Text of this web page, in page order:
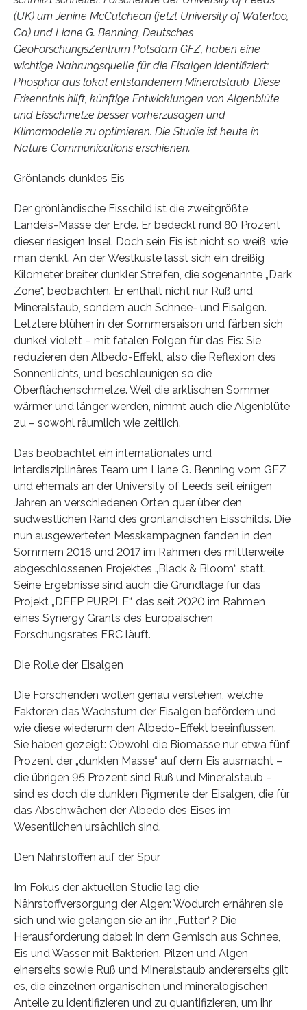
(UK) um Jenine McCutcheon (jetzt University of Waterloo,
Ca) und Liane G. Benning, Deutsches
GeoForschungsZentrum Potsdam GFZ, haben eine
wichtige Nahrungsquelle für die Eisalgen identifiziert:
Phosphor aus lokal entstandenem Mineralstaub. Diese
Erkenntnis hilft, künftige Entwicklungen von Algenblüte
und Eisschmelze besser vorherzusagen und
Klimamodelle zu optimieren. Die Studie ist heute in
Nature Communications erschienen.
Grönlands dunkles Eis
Der grönländische Eisschild ist die zweitgrößte
Landeis-Masse der Erde. Er bedeckt rund 80 Prozent
dieser riesigen Insel. Doch sein Eis ist nicht so weiß, wie
man denkt. An der Westküste lässt sich ein dreißig
Kilometer breiter dunkler Streifen, die sogenannte „Dark
Zone“, beobachten. Er enthält nicht nur Ruß und
Mineralstaub, sondern auch Schnee- und Eisalgen.
Letztere blühen in der Sommersaison und färben sich
dunkel violett – mit fatalen Folgen für das Eis: Sie
reduzieren den Albedo-Effekt, also die Reflexion des
Sonnenlichts, und beschleunigen so die
Oberflächenschmelze. Weil die arktischen Sommer
wärmer und länger werden, nimmt auch die Algenblüte
zu – sowohl räumlich wie zeitlich.
Das beobachtet ein internationales und
interdisziplinäres Team um Liane G. Benning vom GFZ
und ehemals an der University of Leeds seit einigen
Jahren an verschiedenen Orten quer über den
südwestlichen Rand des grönländischen Eisschilds. Die
nun ausgewerteten Messkampagnen fanden in den
Sommern 2016 und 2017 im Rahmen des mittlerweile
abgeschlossenen Projektes „Black & Bloom“ statt.
Seine Ergebnisse sind auch die Grundlage für das
Projekt „DEEP PURPLE“, das seit 2020 im Rahmen
eines Synergy Grants des Europäischen
Forschungsrates ERC läuft.
Die Rolle der Eisalgen
Die Forschenden wollen genau verstehen, welche
Faktoren das Wachstum der Eisalgen befördern und
wie diese wiederum den Albedo-Effekt beeinflussen.
Sie haben gezeigt: Obwohl die Biomasse nur etwa fünf
Prozent der „dunklen Masse“ auf dem Eis ausmacht –
die übrigen 95 Prozent sind Ruß und Mineralstaub –,
sind es doch die dunklen Pigmente der Eisalgen, die für
das Abschwächen der Albedo des Eises im
Wesentlichen ursächlich sind.
Den Nährstoffen auf der Spur
Im Fokus der aktuellen Studie lag die
Nährstoffversorgung der Algen: Wodurch ernähren sie
sich und wie gelangen sie an ihr „Futter“? Die
Herausforderung dabei: In dem Gemisch aus Schnee,
Eis und Wasser mit Bakterien, Pilzen und Algen
einerseits sowie Ruß und Mineralstaub andererseits gilt
es, die einzelnen organischen und mineralogischen
Anteile zu identifizieren und zu quantifizieren, um ihr